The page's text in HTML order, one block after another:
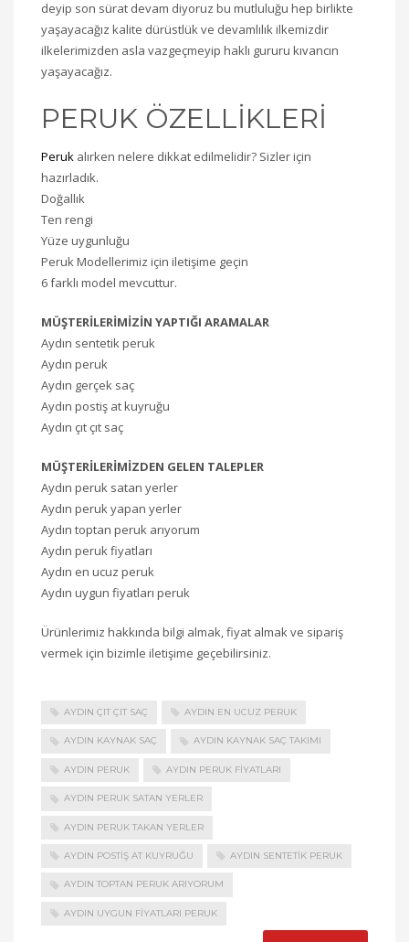
deyip son sürat devam diyoruz bu mutluluğu hep birlikte
yaşayacağız kalite dürüstlük ve devamlılık ilkemizdir
ilkelerimizden asla vazgeçmeyip haklı gururu kıvancın
yaşayacağız.
PERUK ÖZELLİKLERİ
Peruk alırken nelere dikkat edilmelidir? Sizler için
hazırladık.
Doğallık
Ten rengi
Yüze uygunluğu
Peruk Modellerimiz için iletişime geçin
6 farklı model mevcuttur.
MÜŞTERİLERİMİZİN YAPTIĞI ARAMALAR
Aydın sentetik peruk
Aydın peruk
Aydın gerçek saç
Aydın postiş at kuyruğu
Aydın çıt çıt saç
MÜŞTERİLERİMİZDEN GELEN TALEPLER
Aydın peruk satan yerler
Aydın peruk yapan yerler
Aydın toptan peruk arıyorum
Aydın peruk fiyatları
Aydın en ucuz peruk
Aydın uygun fiyatları peruk
Ürünlerimiz hakkında bilgi almak, fiyat almak ve sipariş
vermek için bizimle iletişime geçebilirsiniz.
AYDIN ÇIT ÇIT SAÇ AYDIN EN UCUZ PERUK
AYDIN KAYNAK SAÇ AYDIN KAYNAK SAÇ TAKIMI
AYDIN PERUK AYDIN PERUK FIYATLARI
AYDIN PERUK SATAN YERLER
AYDIN PERUK TAKAN YERLER
AYDIN POSTIŞ AT KUYRUĞU AYDIN SENTETIK PERUK
AYDIN TOPTAN PERUK ARIYORUM
AYDIN UYGUN FIYATLARI PERUK